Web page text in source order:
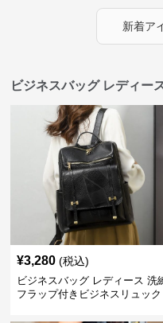
新着ア
ビジネスバッグ レディー
¥3,280 (税込)
ビジネスバッグ レディース 洗
フラップ付きビジネスリュック